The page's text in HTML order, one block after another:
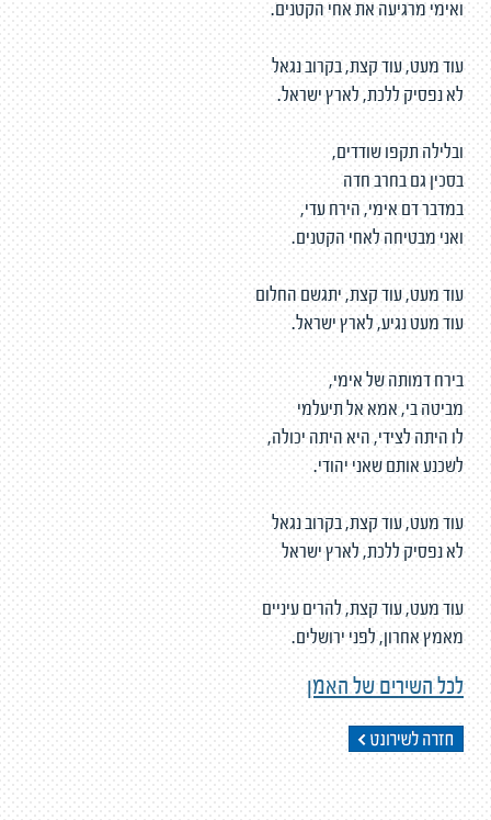
ואימי מרגיעה את אחי הקטנים.
עוד מעט, עוד קצת, בקרוב נגאל
לא נפסיק ללכת, לארץ ישראל.
ובלילה תקפו שודדים,
בסכין גם בחרב חדה
במדבר דם אימי, הירח עדי,
ואני מבטיחה לאחי הקטנים.
עוד מעט, עוד קצת, יתגשם החלום
עוד מעט נגיע, לארץ ישראל.
בירח דמותה של אימי,
מביטה בי, אמא אל תיעלמי
לו היתה לצידי, היא היתה יכולה,
לשכנע אותם שאני יהודי.
עוד מעט, עוד קצת, בקרוב נגאל
לא נפסיק ללכת, לארץ ישראל
עוד מעט, עוד קצת, להרים עיניים
מאמץ אחרון, לפני ירושלים.
לכל השירים של האמן